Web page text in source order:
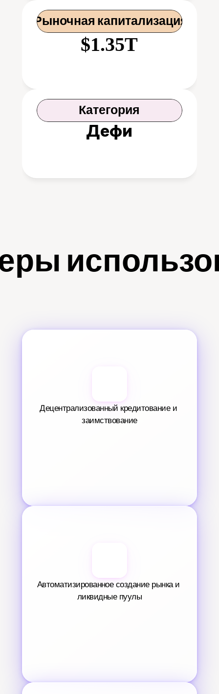
Рыночная капитализация
$1.35T
Категория
Дефи
Децентрализованный кредитование и
заимствование
Автоматизированное создание рынка и
ликвидные пуулы